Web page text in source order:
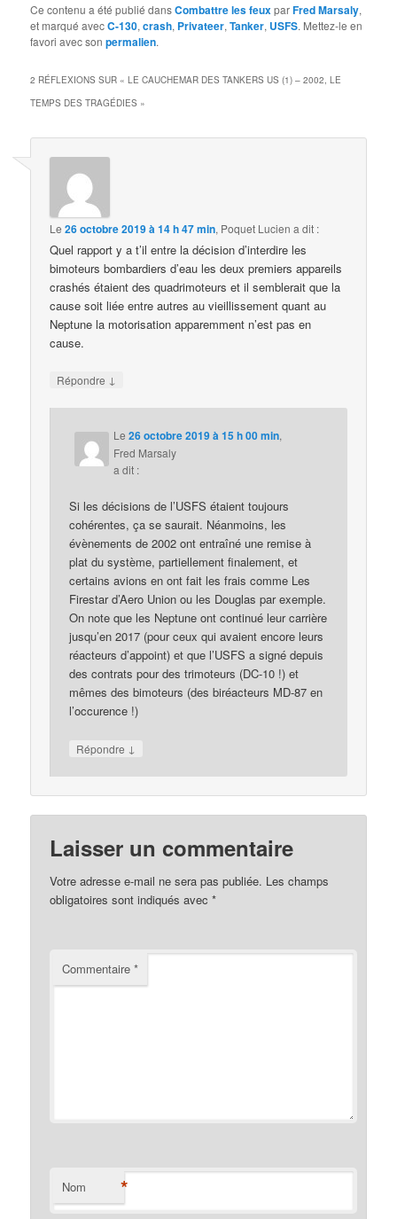
Ce contenu a été publié dansCombattre les feuxparFred Marsaly,
et marqué avecC-130,crash, Privateer,Tanker, USFS. Mettez-le en
favori avec sonpermalien.
2 RÉFLEXIONS SUR «LE CAUCHEMAR DES TANKERS US (1) – 2002, LE
TEMPS DES TRAGÉDIES »
Le26 octobre 2019 à 14 h 47 min, Poquet Lucien a dit :
Quel rapport y a t’il entre la décision d’interdire les
bimoteurs bombardiers d’eau les deux premiers appareils
crashés étaient des quadrimoteurs et il semblerait que la
cause soit liée entre autres au vieillissement quant au
Neptune la motorisation apparemment n’est pas en
cause.
Répondre ↓
Le26 octobre 2019 à 15 h 00 min,
Fred Marsaly
a dit :
Si les décisions de l’USFS étaient toujours
cohérentes, ça se saurait. Néanmoins, les
évènements de 2002 ont entraîné une remise à
plat du système, partiellement finalement, et
certains avions en ont fait les frais comme Les
Firestar d’Aero Union ou les Douglas par exemple.
On note que les Neptune ont continué leur carrière
jusqu’en 2017 (pour ceux qui avaient encore leurs
réacteurs d’appoint) et que l’USFS a signé depuis
des contrats pour des trimoteurs (DC-10 !) et
mêmes des bimoteurs (des biréacteurs MD-87 en
l’occurence !)
Répondre ↓
Laisser un commentaire
Votre adresse e-mail ne sera pas publiée. Les champs
obligatoires sont indiqués avec*
Commentaire*
Nom *